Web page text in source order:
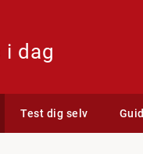
i dag
Test dig selv